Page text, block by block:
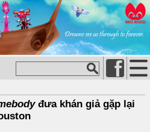
đưa khán giả gặp lại